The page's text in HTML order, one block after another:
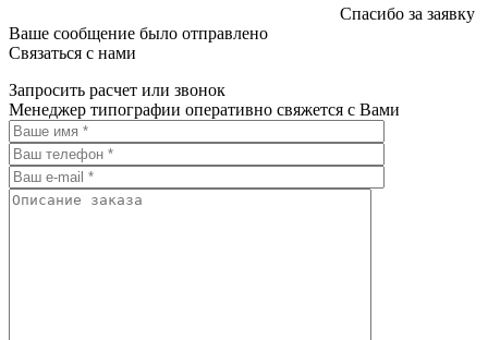
Спасибо за заявку
Ваше сообщение было отправлено
Связаться с нами
Запросить расчет или звонок
Менеджер типографии оперативно свяжется с Вами